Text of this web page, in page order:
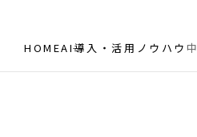
HOMEAI導入・活用ノウハウ